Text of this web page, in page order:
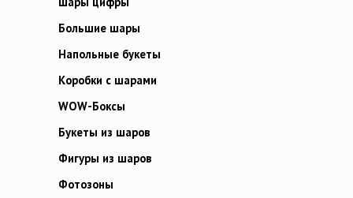
Большие шары
Напольные букеты
Коробки с шарами
WOW-Боксы
Букеты из шаров
Фигуры из шаров
Фотозоны